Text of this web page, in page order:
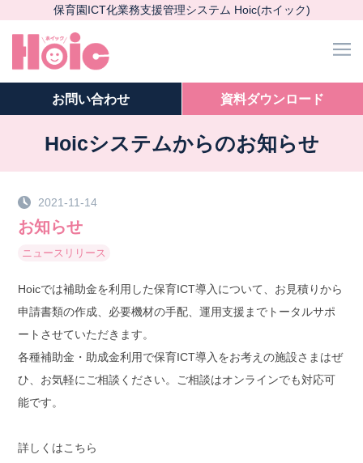
保育園ICT化業務支援管理システム Hoic(ホイック)
お問い合わせ 資料ダウンロード
Hoicシステムからのお知らせ
2021-11-14
お知らせ
ニュース リリース
Hoicでは補助金を利用した保育ICT導入について、お見積りから
申請書類の作成、必要機材の手配、運用支援までトータルサポ
ートさせていただきます。
各種補助金・助成金利用で保育ICT導入をお考えの施設さまはぜ
ひ、お気軽にご相談ください。ご相談はオンラインでも対応可
能です。
詳しくはこちら